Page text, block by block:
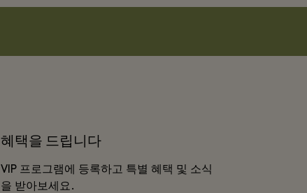
혜택을 드립니다
VIP 프로그램에 등록하고 특별 혜택 및 소식
을 받아보세요.